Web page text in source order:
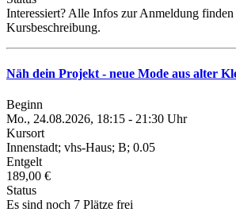
Interessiert? Alle Infos zur Anmeldung
Kursbeschreibung.
Näh dein Projekt - neue Mode aus alter
Beginn
Mo., 24.08.2026, 18:15 - 21:30 Uhr
Kursort
Innenstadt; vhs-Haus; B; 0.05
Entgelt
189,00 €
Status
Es sind noch 7 Plätze frei